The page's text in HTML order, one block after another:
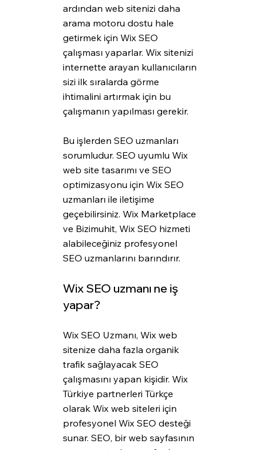
ardından web sitenizi daha
arama motoru dostu hale
getirmek için Wix SEO
çalışması yaparlar. Wix sitenizi
internette arayan kullanıcıların
sizi ilk sıralarda görme
ihtimalini artırmak için bu
çalışmanın yapılması gerekir.
Bu işlerden SEO uzmanları
sorumludur. SEO uyumlu Wix
web site tasarımı ve SEO
optimizasyonu için Wix SEO
uzmanları ile iletişime
geçebilirsiniz. Wix Marketplace
ve Bizimuhit, Wix SEO hizmeti
alabileceğiniz profesyonel
SEO uzmanlarını barındırır.
Wix SEO uzmanı ne iş
yapar?
Wix SEO Uzmanı, Wix web
sitenize daha fazla organik
trafik sağlayacak SEO
çalışmasını yapan kişidir. Wix
Türkiye partnerleri Türkçe
olarak Wix web siteleri için
profesyonel Wix SEO desteği
sunar. SEO, bir web sayfasının